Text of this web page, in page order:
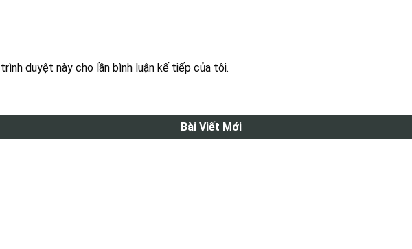
duyệt này cho lần bình luận kế tiếp của tôi.
Bài Viết Mới